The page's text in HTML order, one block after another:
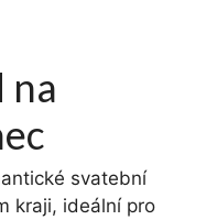
na
svatební
kraji, ideální pro